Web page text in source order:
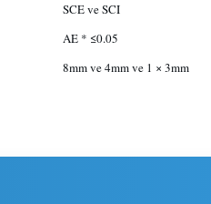
SCE ve SCI
AE * ≤0.05
8mm ve 4mm ve 1 × 3mm